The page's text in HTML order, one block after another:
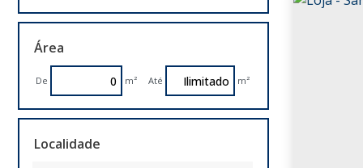
Ponto (2)
Salas Comerciais (18)
Terreno (7)
Industrial (29)
Área
De m² Até m²
Localidade